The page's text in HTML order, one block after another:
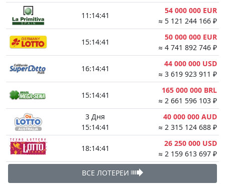
11:14:40
54 000 000 EUR
≈ 5 121 244 166 ₽
15:14:40
50 000 000 EUR
≈ 4 741 892 746 ₽
16:14:40
44 000 000 USD
≈ 3 619 923 911 ₽
15:14:40
165 000 000 BRL
≈ 2 661 596 103 ₽
3 Дня
15:14:40
40 000 000 AUD
≈ 2 315 124 688 ₽
18:14:40
26 250 000 USD
≈ 2 159 613 697 ₽
ВСЕ ЛОТЕРЕИ